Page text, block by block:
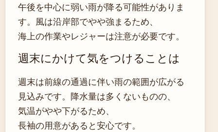
午後を中心に弱い雨が降る可能性がありま
す。風は沿岸部でやや強まるため、
海上の作業やレジャーは注意が必要です。
週末にかけて気をつけることは
週末は前線の通過に伴い雨の範囲が広がる
見込みです。降水量は多くないものの、
気温がやや下がるため、
長袖の用意があると安心です。